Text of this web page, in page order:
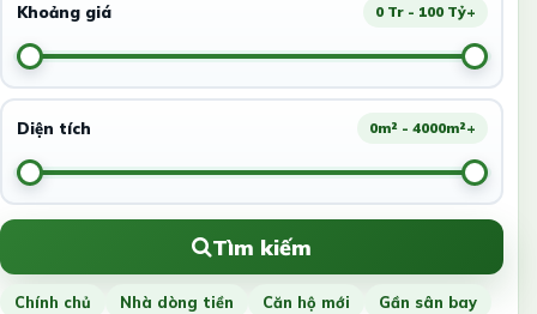
Khoảng giá 0 Tr - 100 Tỷ+
Diện tích 0m² - 4000m²+
Tìm kiếm
Chính chủ Nhà dòng tiền Căn hộ mới
Gần sân bay